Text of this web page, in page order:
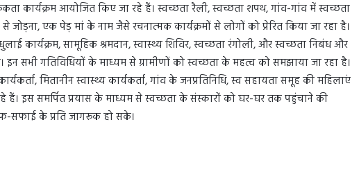
कार्यक्रम आयोजित किए जा रहे हैं। स्वच्छता रैली, स्वच्छता शपथ, गांव-गांव में स्वच्छता
एक पेड़ मां के नाम जैसे रचनात्मक कार्यक्रमों से लोगों को प्रेरित किया जा रहा है।
कार्यक्रम, सामूहिक श्रमदान, स्वास्थ्य शिविर, स्वच्छता रंगोली, और स्वच्छता निबंध और
इन सभी गतिविधियों के माध्यम से ग्रामीणों को स्वच्छता के महत्व को समझाया जा रहा है।
मितानीन स्वास्थ्य कार्यकर्ता, गांव के जनप्रतिनिधि, स्व सहायता समूह की महिलाएं
इस समर्पित प्रयास के माध्यम से स्वच्छता के संस्कारों को घर-घर तक पहुंचाने की
सफाई के प्रति जागरूक हो सके।